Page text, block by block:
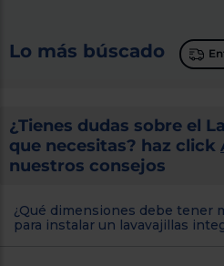
Lo más búscado
¿Tienes dudas sobre el
que necesitas? haz click
nuestros consejos
¿Qué dimensiones debe tener
para instalar un lavavajillas